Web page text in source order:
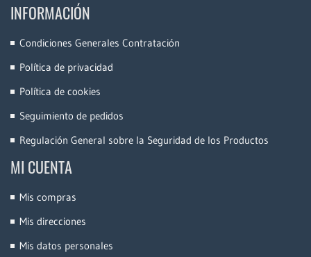
INFORMACIÓN
Condiciones Generales Contratación
Política de privacidad
Política de cookies
Seguimiento de pedidos
Regulación General sobre la Seguridad de los Productos
MI CUENTA
Mis compras
Mis direcciones
Mis datos personales